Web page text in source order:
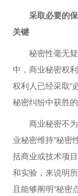
采取必要的保
关键
秘密性毫无疑
中，商业秘密权
权利人已经采取”
秘密纠纷中获胜的
商业秘密不为
业秘密维持”秘密
括商业或技术项
和实验，来说明
且能够阐明”秘密